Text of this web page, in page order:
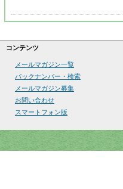
コンテンツ
メールマガジン一覧
バックナンバー・検索
メールマガジン募集
お問い合わせ
スマートフォン版